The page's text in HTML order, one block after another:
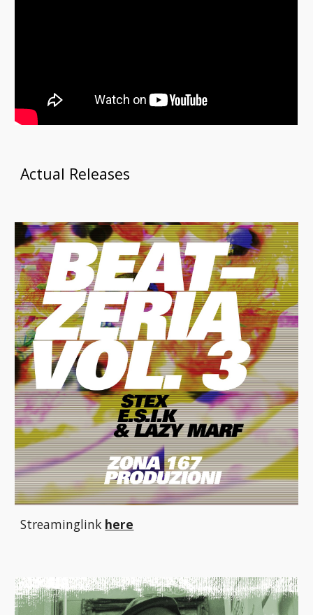
Actual Releases
Streaminglink here